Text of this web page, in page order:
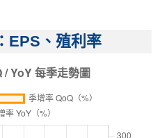
EPS、殖利率